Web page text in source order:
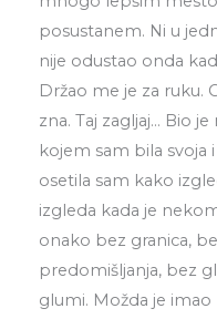
posustanem. Ni u
nije odustao onda
Držao me je za ruku.
zna. Taj zagljaj… Bio
kojem sam bila svoja
osetila sam kako
izgleda kada je
onako bez granica,
predomišljanja, bez
glumi. Možda je imao